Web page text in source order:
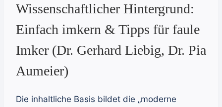
Wissenschaftlicher Hintergrund:
Einfach imkern & Tipps für faule
Imker (Dr. Gerhard Liebig, Dr. Pia
Aumeier)
Die inhaltliche Basis bildet die „moderne